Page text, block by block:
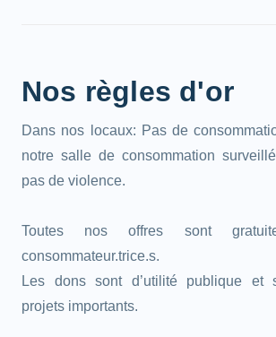
Nos règles d'or
Dans nos locaux: Pas de
notre salle de consommation
pas de violence.
Toutes nos offres sont
consommateur.trice.s.
Les dons sont d’utilité publique et
projets importants.